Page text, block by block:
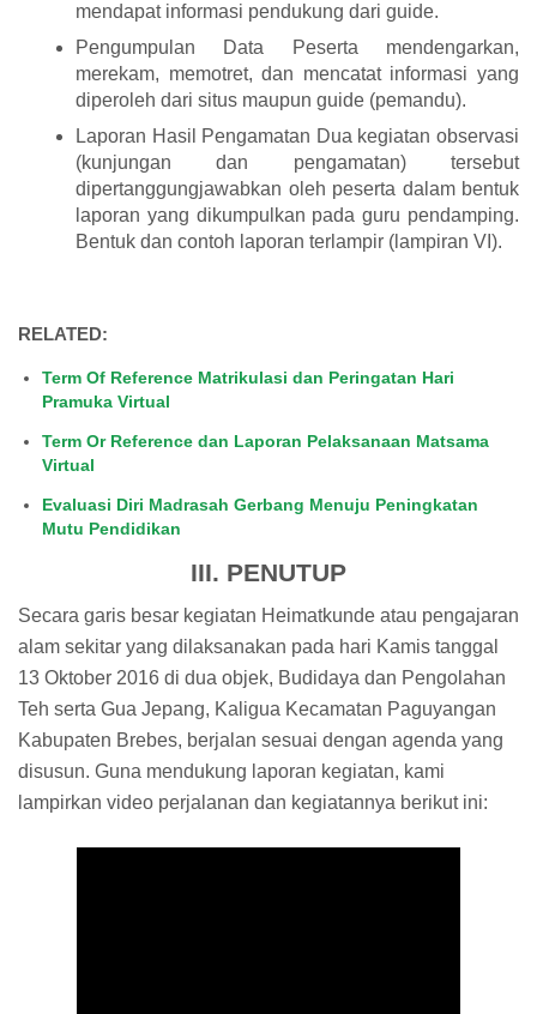
mendapat informasi pendukung dari guide.
Pengumpulan Data Peserta mendengarkan,
merekam, memotret, dan mencatat informasi yang
diperoleh dari situs maupun guide (pemandu).
Laporan Hasil Pengamatan Dua kegiatan observasi
(kunjungan dan pengamatan) tersebut
dipertanggungjawabkan oleh peserta dalam bentuk
laporan yang dikumpulkan pada guru pendamping.
Bentuk dan contoh laporan terlampir (lampiran VI).
RELATED:
Term Of Reference Matrikulasi dan Peringatan Hari
Pramuka Virtual
Term Or Reference dan Laporan Pelaksanaan Matsama
Virtual
Evaluasi Diri Madrasah Gerbang Menuju Peningkatan
Mutu Pendidikan
III. PENUTUP
Secara garis besar kegiatan Heimatkunde atau pengajaran
alam sekitar yang dilaksanakan pada hari Kamis tanggal
13 Oktober 2016 di dua objek, Budidaya dan Pengolahan
Teh serta Gua Jepang, Kaligua Kecamatan Paguyangan
Kabupaten Brebes, berjalan sesuai dengan agenda yang
disusun. Guna mendukung laporan kegiatan, kami
lampirkan video perjalanan dan kegiatannya berikut ini: